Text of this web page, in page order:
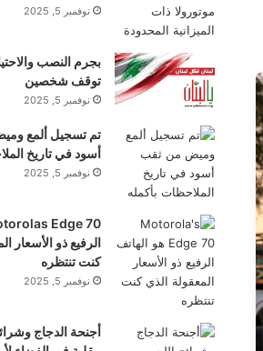
نوفمبر 5, 2025
بجرم النصب
توقف شخصين
نوفمبر 5, 2025
تم تسجيل ألمع
أسود في تاريخ
نوفمبر 5, 2025
الرفيع ذو الأسعار
كنت تنتظره
نوفمبر 5, 2025
أجنحة الدجاج